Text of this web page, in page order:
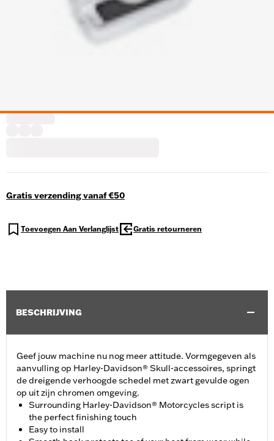
Gratis verzending vanaf €50
Toevoegen Aan Verlanglijst Gratis retourneren
BESCHRIJVING
Geef jouw machine nu nog meer attitude. Vormgegeven als
aanvulling op Harley-Davidson® Skull-accessoires, springt
de dreigende verhoogde schedel met zwart gevulde ogen
op uit zijn chromen omgeving.
Surrounding Harley-Davidson® Motorcycles script is
the perfect finishing touch
Easy to install